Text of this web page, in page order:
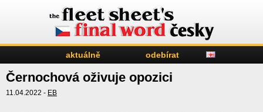
aktuálně odebírat
Černochová oživuje opozici
11.04.2022 - EB